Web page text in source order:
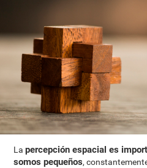
Lapercepción espacial es
somos pequeños,